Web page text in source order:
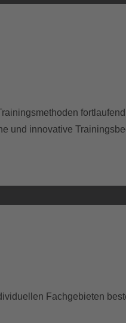
und innovative
Fachgebieten